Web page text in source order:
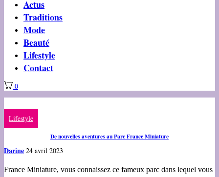
Actus
Traditions
Mode
Beauté
Lifestyle
Contact
0
Lifestyle
De nouvelles aventures au Parc France Miniature
Darine 24 avril 2023
France Miniature, vous connaissez ce fameux parc dans lequel vous